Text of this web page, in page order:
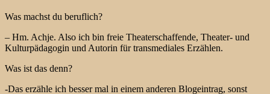
Was machst du beruflich?
– Hm. Achje. Also ich bin freie Theaterschaffende, Theater- und
Kulturpädagogin und Autorin für transmediales Erzählen.
Was ist das denn?
-Das erzähle ich besser mal in einem anderen Blogeintrag, sonst